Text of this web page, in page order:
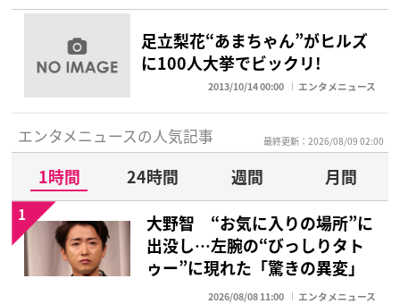
足立梨花“あまちゃん”がヒルズ
に100人大挙でビックリ!
2013/10/14 00:00 エンタメニュース
エンタメニュースの人気記事 最終更新：2026/08/09 02:00
1時間 24時間 週間
月間
大野智 “お気に入りの場所”に
出没し…左腕の“びっしりタト
ゥー”に現れた「驚きの異変」
2026/08/08 11:00 エンタメニュース
1